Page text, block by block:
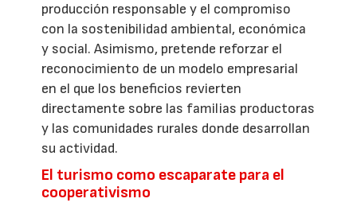
producción responsable y el compromiso
con la sostenibilidad ambiental, económica
y social. Asimismo, pretende reforzar el
reconocimiento de un modelo empresarial
en el que los beneficios revierten
directamente sobre las familias productoras
y las comunidades rurales donde desarrollan
su actividad.
El turismo como escaparate para el
cooperativismo